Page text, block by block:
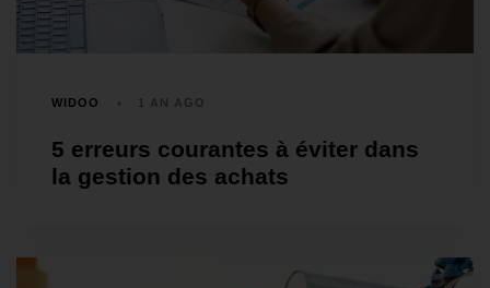
WIDOO 1 AN AGO
5 erreurs courantes à éviter dans
la gestion des achats